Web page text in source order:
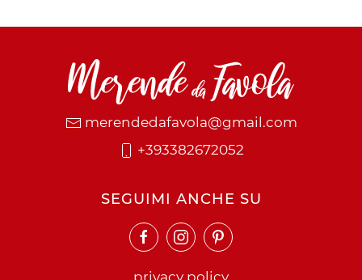
merendedafavola@gmail.com
+393382672052
SEGUIMI ANCHE SU